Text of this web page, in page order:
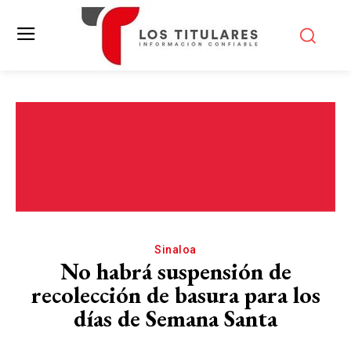
Sinaloa
No habrá suspensión de
recolección de basura para los
días de Semana Santa